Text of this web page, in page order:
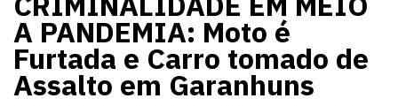
A PANDEMIA: Moto é
Furtada e Carro tomado de
Assalto em Garanhuns